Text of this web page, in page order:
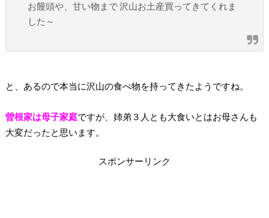
お饅頭や、甘い物まで 沢山お土産買ってきてくれま
した～
と、あるので本当に沢山の食べ物を持ってきたようですね。
曽根家は母子家庭ですが、姉弟３人とも大食いとはお母さんも
大変だったと思います。
スポンサーリンク